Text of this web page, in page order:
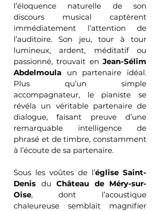
l’éloquence naturelle de son
discours musical captèrent
immédiatement l’attention de
l’auditoire. Son jeu, tour à tour
lumineux, ardent, méditatif ou
passionné, trouvait en Jean-Sélim
Abdelmoula un partenaire idéal.
Plus qu’un simple
accompagnateur, le pianiste se
révéla un véritable partenaire de
dialogue, faisant preuve d’une
remarquable intelligence de
phrasé et de timbre, constamment
à l’écoute de sa partenaire.
Sous les voûtes de l’église Saint-
Denis du Château de Méry-sur-
Oise, dont l’acoustique
chaleureuse semblait magnifier